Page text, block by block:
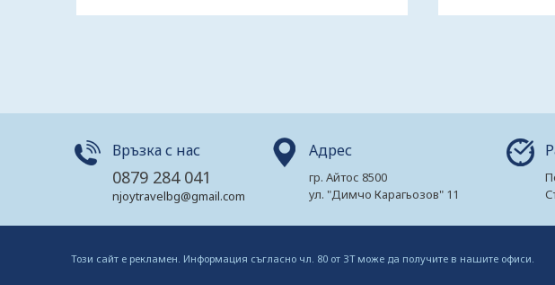
Връзка с нас
0879 284 041
njoytravelbg@gmail.com
Адрес
гр. Айтос 8500
ул. "Димчо Карагьозов" 11
Този сайт е рекламен. Информация съгласно чл. 80 от ЗТ може да получите в нашите офиси.